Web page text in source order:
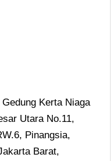
Kerta Niaga
Utara No.11,
Pinangsia,
Barat,